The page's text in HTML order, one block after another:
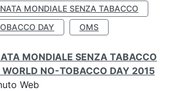
MONDIALE SENZA TABACCO
DAY
OMS
MONDIALE SENZA TABACCO
NO-TOBACCO DAY 2015
Web